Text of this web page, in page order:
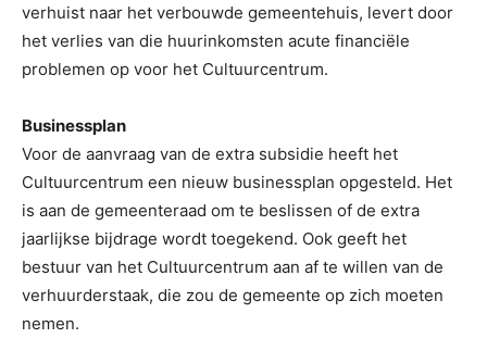
verhuist naar het verbouwde gemeentehuis, levert door
het verlies van die huurinkomsten acute financiële
problemen op voor het Cultuurcentrum.
Businessplan
Voor de aanvraag van de extra subsidie heeft het
Cultuurcentrum een nieuw businessplan opgesteld. Het
is aan de gemeenteraad om te beslissen of de extra
jaarlijkse bijdrage wordt toegekend. Ook geeft het
bestuur van het Cultuurcentrum aan af te willen van de
verhuurderstaak, die zou de gemeente op zich moeten
nemen.